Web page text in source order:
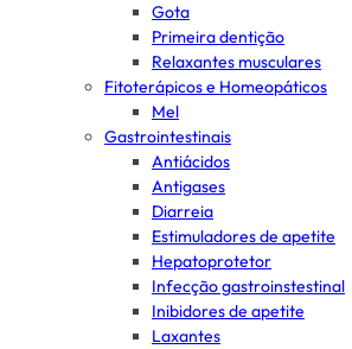
Gota
Primeira dentição
Relaxantes musculares
Fitoterápicos e Homeopáticos
Mel
Gastrointestinais
Antiácidos
Antigases
Diarreia
Estimuladores de apetite
Hepatoprotetor
Infecção gastroinstestinal
Inibidores de apetite
Laxantes